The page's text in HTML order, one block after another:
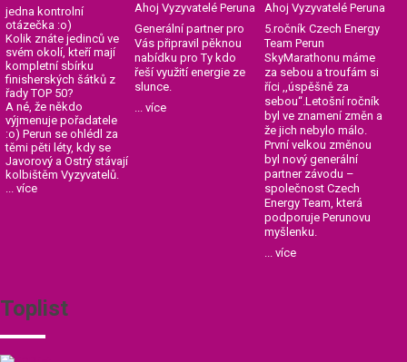
jedna kontrolní
otázečka :o)
Kolik znáte jedinců ve
svém okolí, kteří mají
kompletní sbírku
finisherských šátků z
řady TOP 50?
A né, že někdo
výjmenuje pořadatele
:o) Perun se ohlédl za
těmi pěti léty, kdy se
Javorový a Ostrý stávají
kolbištěm Vyzyvatelů.
... více
Ahoj Vyzyvatelé Peruna
Generální partner pro
Vás připravil pěknou
nabídku pro Ty kdo
řeší využití energie ze
slunce.
... více
Ahoj Vyzyvatelé Peruna
5.ročník Czech Energy
Team Perun
SkyMarathonu máme
za sebou a troufám si
říci ,,úspěšně za
sebou“.Letošní ročník
byl ve znamení změn a
že jich nebylo málo.
První velkou změnou
byl nový generální
partner závodu –
společnost Czech
Energy Team, která
podporuje Perunovu
myšlenku.
... více
Toplist